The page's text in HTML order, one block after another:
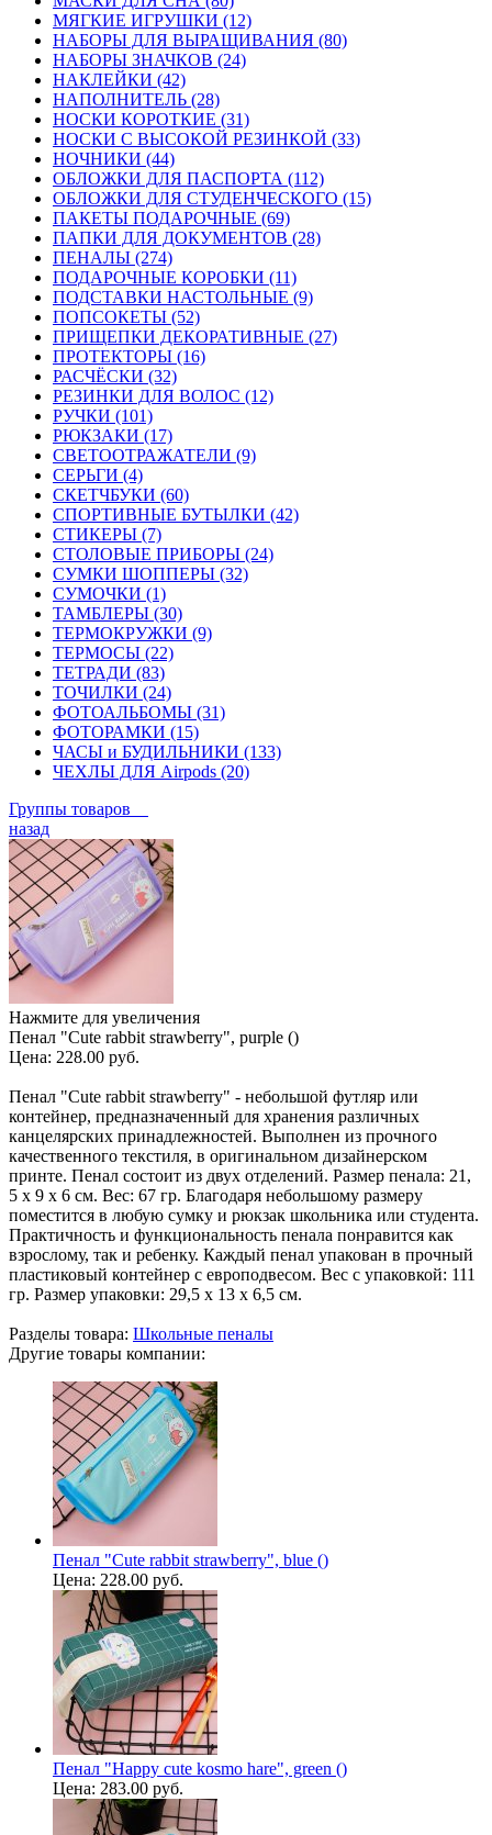
МЯГКИЕ ИГРУШКИ (12)
НАБОРЫ ДЛЯ ВЫРАЩИВАНИЯ (80)
НАБОРЫ ЗНАЧКОВ (24)
НАКЛЕЙКИ (42)
НАПОЛНИТЕЛЬ (28)
НОСКИ КОРОТКИЕ (31)
НОСКИ С ВЫСОКОЙ РЕЗИНКОЙ (33)
НОЧНИКИ (44)
ОБЛОЖКИ ДЛЯ ПАСПОРТА (112)
ОБЛОЖКИ ДЛЯ СТУДЕНЧЕСКОГО (15)
ПАКЕТЫ ПОДАРОЧНЫЕ (69)
ПАПКИ ДЛЯ ДОКУМЕНТОВ (28)
ПЕНАЛЫ (274)
ПОДАРОЧНЫЕ КОРОБКИ (11)
ПОДСТАВКИ НАСТОЛЬНЫЕ (9)
ПОПСОКЕТЫ (52)
ПРИЩЕПКИ ДЕКОРАТИВНЫЕ (27)
ПРОТЕКТОРЫ (16)
РАСЧЁСКИ (32)
РЕЗИНКИ ДЛЯ ВОЛОС (12)
РУЧКИ (101)
РЮКЗАКИ (17)
СВЕТООТРАЖАТЕЛИ (9)
СЕРЬГИ (4)
СКЕТЧБУКИ (60)
СПОРТИВНЫЕ БУТЫЛКИ (42)
СТИКЕРЫ (7)
СТОЛОВЫЕ ПРИБОРЫ (24)
СУМКИ ШОППЕРЫ (32)
СУМОЧКИ (1)
ТАМБЛЕРЫ (30)
ТЕРМОКРУЖКИ (9)
ТЕРМОСЫ (22)
ТЕТРАДИ (83)
ТОЧИЛКИ (24)
ФОТОАЛЬБОМЫ (31)
ФОТОРАМКИ (15)
ЧАСЫ и БУДИЛЬНИКИ (133)
ЧЕХЛЫ ДЛЯ Airpods (20)
Группы товаров
назад
Нажмите для увеличения
Пенал "Cute rabbit strawberry", purple ()
Цена: 228.00 руб.
Пенал "Cute rabbit strawberry" - небольшой футляр или
контейнер, предназначенный для хранения различных
канцелярских принадлежностей. Выполнен из прочного
качественного текстиля, в оригинальном дизайнерском
принте. Пенал состоит из двух отделений. Размер пенала: 21,
5 х 9 х 6 см. Вес: 67 гр. Благодаря небольшому размеру
поместится в любую сумку и рюкзак школьника или студента.
Практичность и функциональность пенала понравится как
взрослому, так и ребенку. Каждый пенал упакован в прочный
пластиковый контейнер с европодвесом. Вес с упаковкой: 111
гр. Размер упаковки: 29,5 х 13 х 6,5 см.
Разделы товара: Школьные пеналы
Другие товары компании:
Пенал "Cute rabbit strawberry", blue ()
Цена: 228.00 руб.
Пенал "Happy cute kosmo hare", green ()
Цена: 283.00 руб.